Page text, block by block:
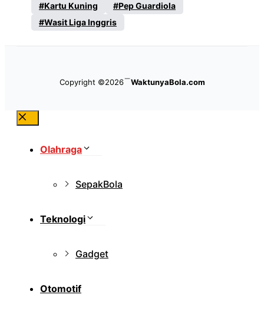
Kartu Kuning
Pep Guardiola
Wasit Liga Inggris
Copyright ©2026 WaktunyaBola.com
Close
Olahraga
SepakBola
Teknologi
Gadget
Otomotif